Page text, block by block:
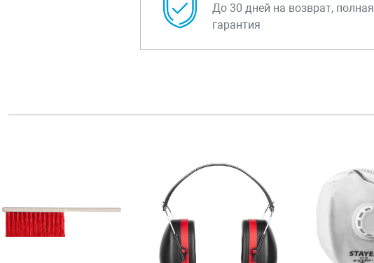
До 30 дней на возврат, полная
гарантия